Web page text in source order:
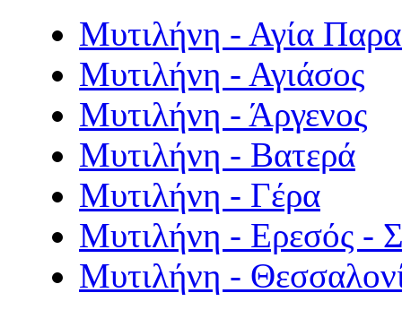
Μυτιλήνη - Αγία
Μυτιλήνη - Αγιάσος
Μυτιλήνη - Άργενος
Μυτιλήνη - Βατερά
Μυτιλήνη - Γέρα
Μυτιλήνη - Ερεσός -
Μυτιλήνη -